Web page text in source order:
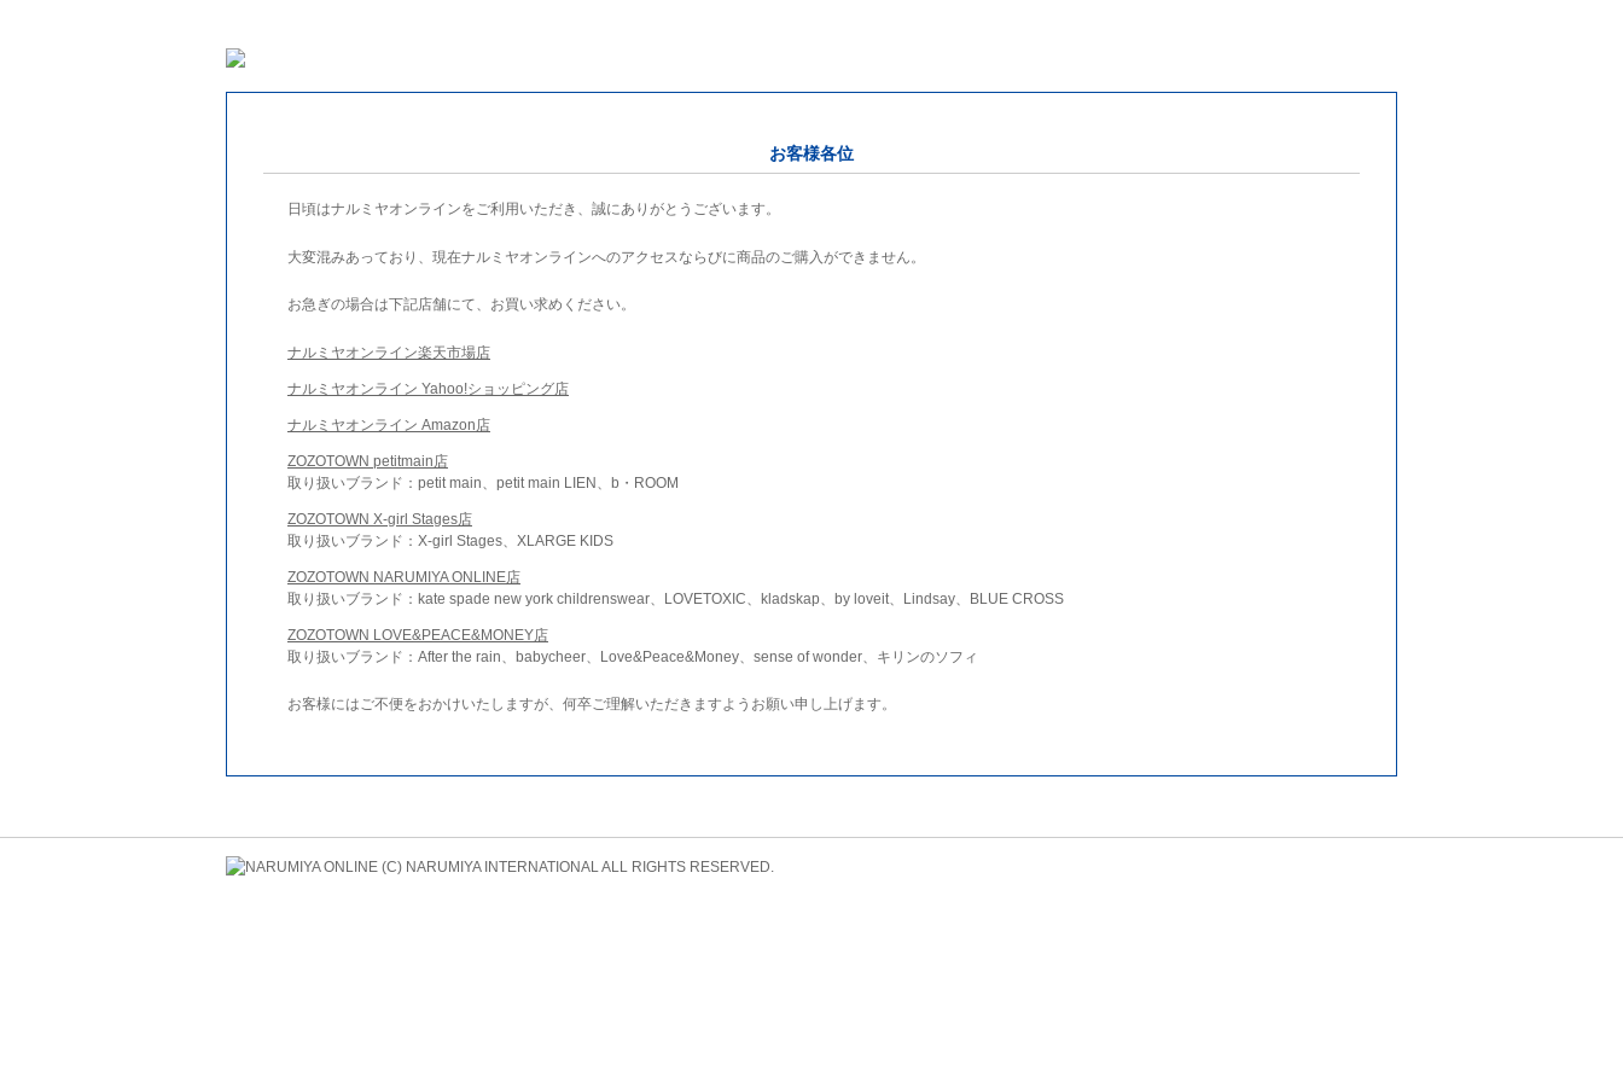
お客様各位
日頃はナルミヤオンラインをご利用いただき、誠にありがとうございます。
大変混みあっており、現在ナルミヤオンラインへのアクセスならびに商品のご購入ができません。
お急ぎの場合は下記店舗にて、お買い求めください。
ナルミヤオンライン楽天市場店
ナルミヤオンライン Yahoo!ショッピング店
ナルミヤオンライン Amazon店
ZOZOTOWN petitmain店
取り扱いブランド：petit main、petit main LIEN、b・ROOM
ZOZOTOWN X-girl Stages店
取り扱いブランド：X-girl Stages、XLARGE KIDS
ZOZOTOWN NARUMIYA ONLINE店
取り扱いブランド：kate spade new york childrenswear、LOVETOXIC、kladskap、by loveit、Lindsay、BLUE CROSS
ZOZOTOWN LOVE&PEACE&MONEY店
取り扱いブランド：After the rain、babycheer、Love&Peace&Money、sense of wonder、キリンのソフィ
お客様にはご不便をおかけいたしますが、何卒ご理解いただきますようお願い申し上げます。